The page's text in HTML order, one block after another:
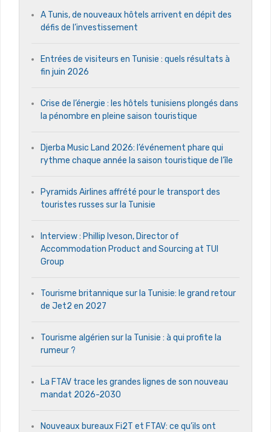
A Tunis, de nouveaux hôtels arrivent en dépit des
défis de l’investissement
Entrées de visiteurs en Tunisie : quels résultats à
fin juin 2026
Crise de l’énergie : les hôtels tunisiens plongés dans
la pénombre en pleine saison touristique
Djerba Music Land 2026: l’événement phare qui
rythme chaque année la saison touristique de l’île
Pyramids Airlines affrété pour le transport des
touristes russes sur la Tunisie
Interview : Phillip Iveson, Director of
Accommodation Product and Sourcing at TUI
Group
Tourisme britannique sur la Tunisie: le grand retour
de Jet2 en 2027
Tourisme algérien sur la Tunisie : à qui profite la
rumeur ?
La FTAV trace les grandes lignes de son nouveau
mandat 2026-2030
Nouveaux bureaux Fi2T et FTAV: ce qu’ils ont